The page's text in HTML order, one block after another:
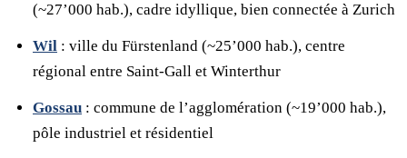
(~27’000 hab.), cadre idyllique, bien connectée à Zurich
Wil : ville du Fürstenland (~25’000 hab.), centre
régional entre Saint-Gall et Winterthur
Gossau : commune de l’agglomération (~19’000 hab.),
pôle industriel et résidentiel